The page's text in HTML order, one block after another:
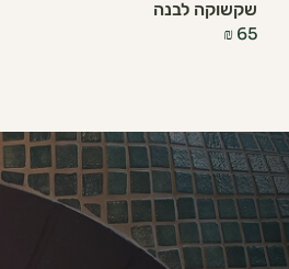
שקשוקה לבנה
₪ 65